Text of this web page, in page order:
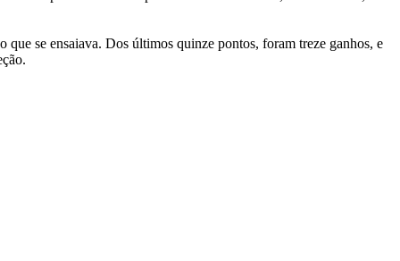
se ensaiava. Dos últimos quinze pontos, foram treze ganhos, e